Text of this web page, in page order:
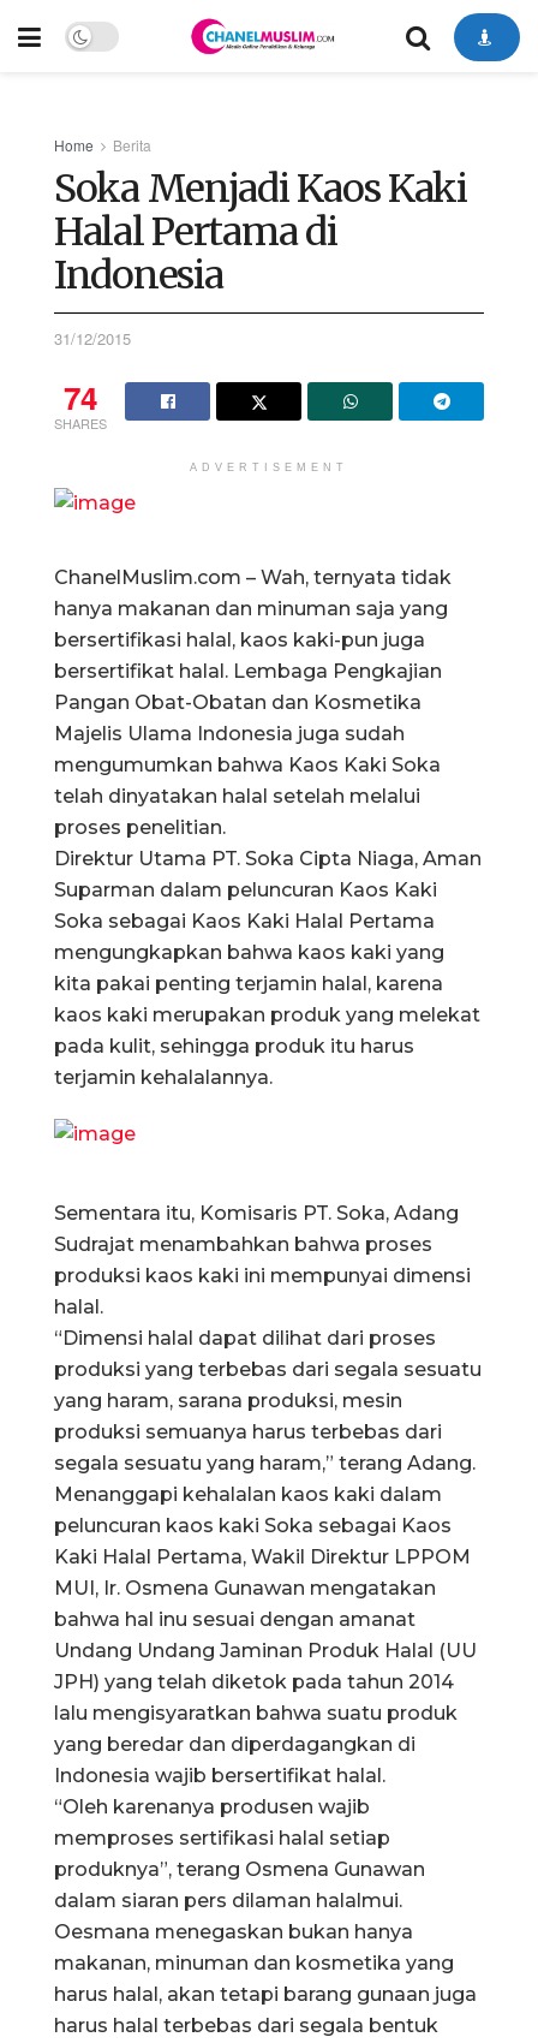
Home Berita
Soka Menjadi Kaos Kaki
Halal Pertama di
Indonesia
31/12/2015
74
SHARES
ADVERTISEMENT
ChanelMuslim.com – Wah, ternyata tidak
hanya makanan dan minuman saja yang
bersertifikasi halal, kaos kaki-pun juga
bersertifikat halal. Lembaga Pengkajian
Pangan Obat-Obatan dan Kosmetika
Majelis Ulama Indonesia juga sudah
mengumumkan bahwa Kaos Kaki Soka
telah dinyatakan halal setelah melalui
proses penelitian.
Direktur Utama PT. Soka Cipta Niaga, Aman
Suparman dalam peluncuran Kaos Kaki
Soka sebagai Kaos Kaki Halal Pertama
mengungkapkan bahwa kaos kaki yang
kita pakai penting terjamin halal, karena
kaos kaki merupakan produk yang melekat
pada kulit, sehingga produk itu harus
terjamin kehalalannya.
Sementara itu, Komisaris PT. Soka, Adang
Sudrajat menambahkan bahwa proses
produksi kaos kaki ini mempunyai dimensi
halal.
“Dimensi halal dapat dilihat dari proses
produksi yang terbebas dari segala sesuatu
yang haram, sarana produksi, mesin
produksi semuanya harus terbebas dari
segala sesuatu yang haram,” terang Adang.
Menanggapi kehalalan kaos kaki dalam
peluncuran kaos kaki Soka sebagai Kaos
Kaki Halal Pertama, Wakil Direktur LPPOM
MUI, Ir. Osmena Gunawan mengatakan
bahwa hal inu sesuai dengan amanat
Undang Undang Jaminan Produk Halal (UU
JPH) yang telah diketok pada tahun 2014
lalu mengisyaratkan bahwa suatu produk
yang beredar dan diperdagangkan di
Indonesia wajib bersertifikat halal.
“Oleh karenanya produsen wajib
memproses sertifikasi halal setiap
produknya”, terang Osmena Gunawan
dalam siaran pers dilaman halalmui.
Oesmana menegaskan bukan hanya
makanan, minuman dan kosmetika yang
harus halal, akan tetapi barang gunaan juga
harus halal terbebas dari segala bentuk